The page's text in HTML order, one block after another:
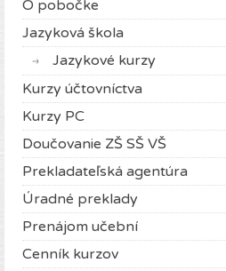
O pobočke
Jazyková škola
Jazykové kurzy
Kurzy účtovníctva
Kurzy PC
Doučovanie ZŠ SŠ VŠ
Prekladateľská agentúra
Úradné preklady
Prenájom učební
Cenník kurzov